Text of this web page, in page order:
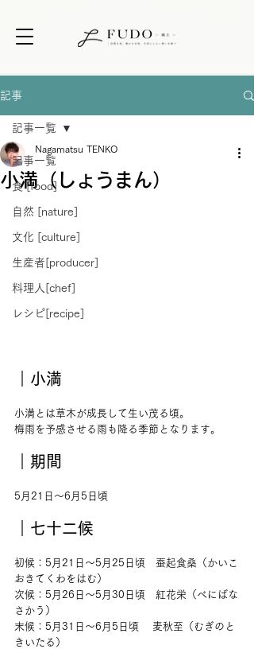
記事
記事一覧
食 [food]
自然 [nature]
文化 [culture]
生産者[producer]
料理人[chef]
レシピ[recipe]
記事一覧
小満（しょうまん）
Nagamatsu TENKO
小満
小満とは草木が成長して生い茂る頃。
梅雨を予感させる雨も降る季節となります。
｜期間
5月21日〜6月5日頃
｜七十二候
初候：5月21日～5月25日頃　蚕起食桑（かいこ
おきてくわをはむ）
次候：5月26日～5月30日頃　紅花栄（べにばな
さかう）
末候：5月31日～6月5日頃　 麦秋至（むぎのと
きいたる）